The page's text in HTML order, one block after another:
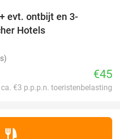
evt. ontbijt en 3-
Hotels
€45
ca. €3 p.p.p.n. toeristenbelasting